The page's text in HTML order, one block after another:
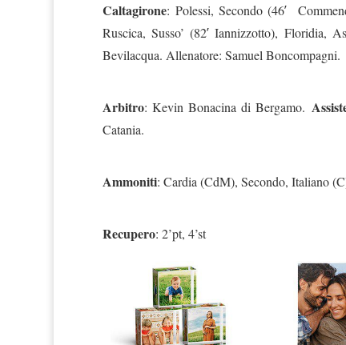
Caltagirone: Polessi, Secondo (46′
Ruscica, Susso’ (82′ Iannizzotto), Floridia,
Bevilacqua. Allenatore: Samuel Boncompagni.
Arbitro: Kevin Bonacina di Bergamo.
Catania.
Ammoniti: Cardia (CdM), Secondo, Italiano
Recupero: 2’pt, 4’st